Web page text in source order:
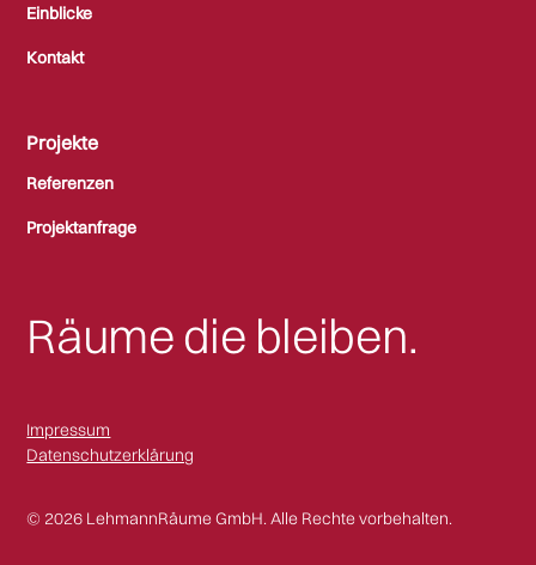
Einblicke
Kontakt
Projekte
Referenzen
Projektanfrage
Räume die bleiben.
© 2026 LehmannRäume GmbH. Alle Rechte vorbehalten.
Impressum
Datenschutzerklärung